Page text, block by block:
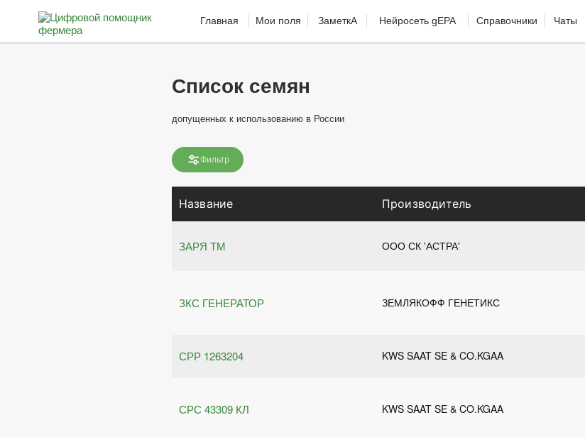
Главная Мои поля ЗаметкА Нейросеть gEPA Справочники Чаты
Список семян
допущенных к использованию в России
Фильтр
Название Производитель
ЗАРЯ ТМ ООО СК 'АСТРА'
ЗКС ГЕНЕРАТОР ЗЕМЛЯКОФФ ГЕНЕТИКС
СРР 1263204 KWS SAAT SE & CO.KGAA
СРС 43309 КЛ KWS SAAT SE & CO.KGAA